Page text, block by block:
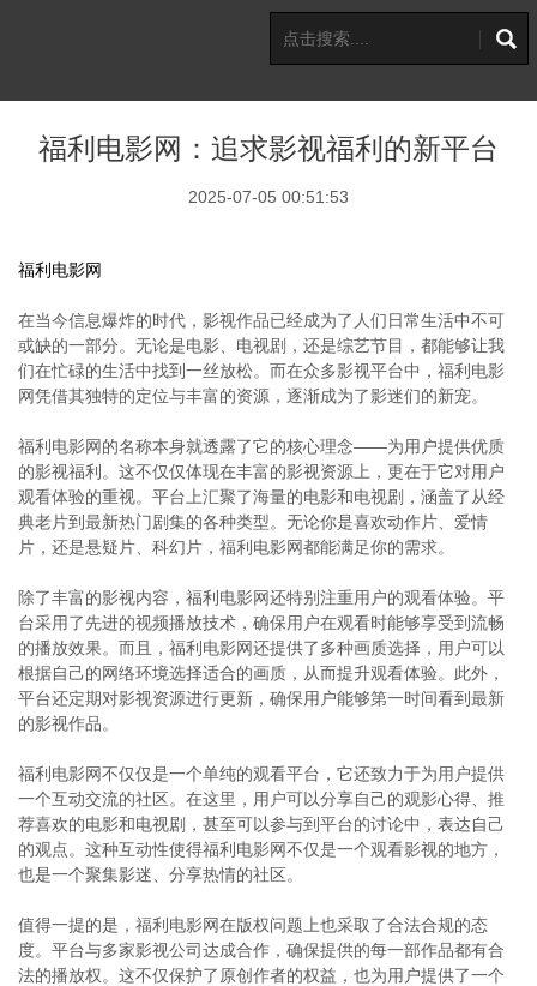
福利电影网：追求影视福利的新平台
2025-07-05 00:51:53
福利电影网
在当今信息爆炸的时代，影视作品已经成为了人们日常生活中不可
或缺的一部分。无论是电影、电视剧，还是综艺节目，都能够让我
们在忙碌的生活中找到一丝放松。而在众多影视平台中，福利电影
网凭借其独特的定位与丰富的资源，逐渐成为了影迷们的新宠。
福利电影网的名称本身就透露了它的核心理念——为用户提供优质
的影视福利。这不仅仅体现在丰富的影视资源上，更在于它对用户
观看体验的重视。平台上汇聚了海量的电影和电视剧，涵盖了从经
典老片到最新热门剧集的各种类型。无论你是喜欢动作片、爱情
片，还是悬疑片、科幻片，福利电影网都能满足你的需求。
除了丰富的影视内容，福利电影网还特别注重用户的观看体验。平
台采用了先进的视频播放技术，确保用户在观看时能够享受到流畅
的播放效果。而且，福利电影网还提供了多种画质选择，用户可以
根据自己的网络环境选择适合的画质，从而提升观看体验。此外，
平台还定期对影视资源进行更新，确保用户能够第一时间看到最新
的影视作品。
福利电影网不仅仅是一个单纯的观看平台，它还致力于为用户提供
一个互动交流的社区。在这里，用户可以分享自己的观影心得、推
荐喜欢的电影和电视剧，甚至可以参与到平台的讨论中，表达自己
的观点。这种互动性使得福利电影网不仅是一个观看影视的地方，
也是一个聚集影迷、分享热情的社区。
值得一提的是，福利电影网在版权问题上也采取了合法合规的态
度。平台与多家影视公司达成合作，确保提供的每一部作品都有合
法的播放权。这不仅保护了原创作者的权益，也为用户提供了一个